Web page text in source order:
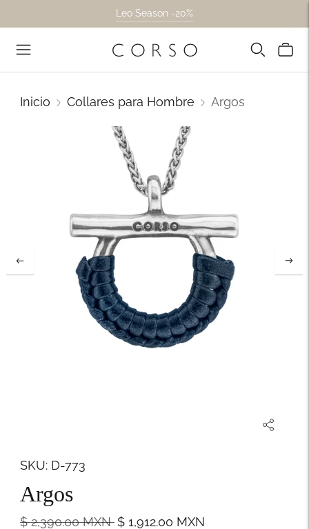
Leo Season -20%
Inicio Collares para Hombre Argos
SKU: D-773
Argos
$ 2,390.00MXNPrecio
$ 1,912.00 MXN